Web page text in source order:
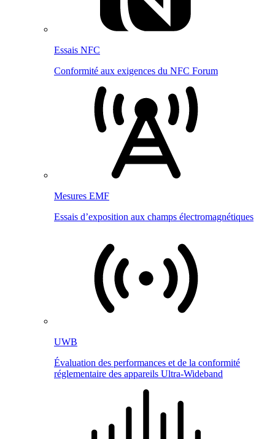
Essais NFC
Conformité aux exigences du NFC Forum
Mesures EMF
Essais d’exposition aux champs électromagnétiques
UWB
Évaluation des performances et de la conformité
réglementaire des appareils Ultra-Wideband